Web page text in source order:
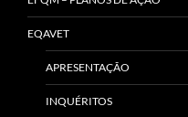
EQAVET
APRESENTAÇÃO
INQUÉRITOS